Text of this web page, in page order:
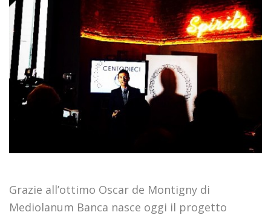
Grazie all’ottimo Oscar de Montigny di
Mediolanum Banca nasce oggi il progetto